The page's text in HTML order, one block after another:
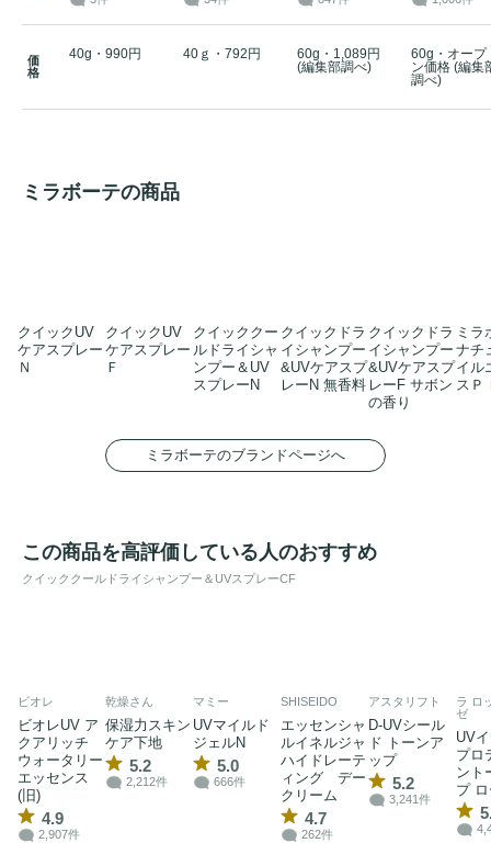
価
格
40g・990円 40ｇ・792円
60g・1,089円
(編集部調べ)
60g・オープ
ン価格 (編集
調べ)
ミラボーテの商品
クイックUV
ケアスプレー
Ｎ
クイックUV
ケアスプレー
Ｆ
クイッククー
ルドライシャ
ンプー＆UV
スプレーN
クイックドラ
イシャンプー
&UVケアスプ
レーN 無香料
クイックドラ
イシャンプー
&UVケアスプ
レーF サボン
の香り
ミラ
ナチ
イル
スＰ
ミラボーテのブランドページへ
この商品を高評価している人のおすすめ
クイッククールドライシャンプー＆UVスプレーCF
ビオレ
ビオレUV ア
クアリッチ
ウォータリー
エッセンス
(旧)
4.9
2,907件
乾燥さん
保湿力スキン
ケア下地
5.2
2,212件
マミー
UVマイルド
ジェルN
5.0
666件
SHISEIDO
エッセンシャ
ルイネルジャ
ハイドレーテ
ィング デー
クリーム
4.7
262件
アスタリフト
D-UVシール
ド トーンア
ップ
5.2
3,241件
ラ ロ
ゼ
UV
プロ
ント
プ